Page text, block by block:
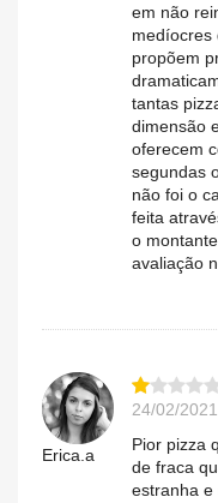
em não
medíocres
propõem
tantas
dimensão
oferecem
segundas
não foi o
feita
o
avaliação
Erica.a
24/02/
Pior pizza
de fraca
estranha e